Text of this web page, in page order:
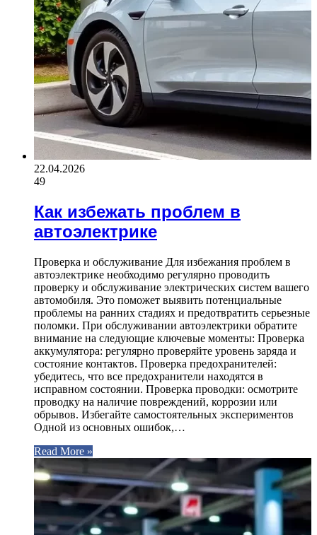
22.04.2026
49
Как избежать проблем в
автоэлектрике
Проверка и обслуживание Для избежания проблем в
автоэлектрике необходимо регулярно проводить
проверку и обслуживание электрических систем вашего
автомобиля. Это поможет выявить потенциальные
проблемы на ранних стадиях и предотвратить серьезные
поломки. При обслуживании автоэлектрики обратите
внимание на следующие ключевые моменты: Проверка
аккумулятора: регулярно проверяйте уровень заряда и
состояние контактов. Проверка предохранителей:
убедитесь, что все предохранители находятся в
исправном состоянии. Проверка проводки: осмотрите
проводку на наличие повреждений, коррозии или
обрывов. Избегайте самостоятельных экспериментов
Одной из основных ошибок,…
Read More »